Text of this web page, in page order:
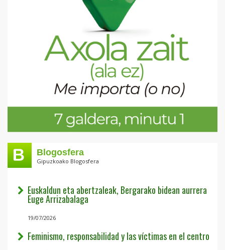
Blogosfera
Gipuzkoako Blogosfera
Euskaldun eta abertzaleak, Bergarako bidean aurrera
Euge Arrizabalaga
19/07/2026
Feminismo, responsabilidad y las víctimas en el centro